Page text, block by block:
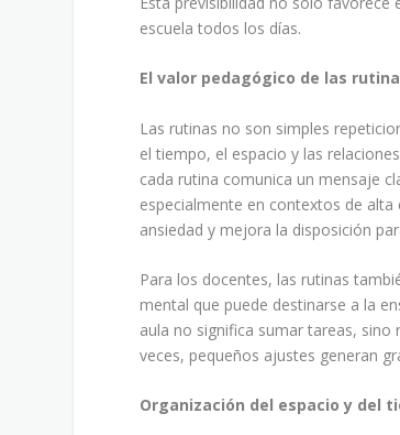
escuela todos los días.
El valor pedagógico de las
Las rutinas no son simples
el tiempo, el espacio y las
cada rutina comunica un mensaje
especialmente en contextos de
ansiedad y mejora la disposición
Para los docentes, las rutinas
mental que puede destinarse a la
aula no significa sumar tareas,
veces, pequeños ajustes generan
Organización del espacio y del